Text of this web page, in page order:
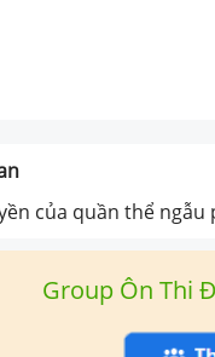
của quần thể ngẫu
Group Ôn Thi